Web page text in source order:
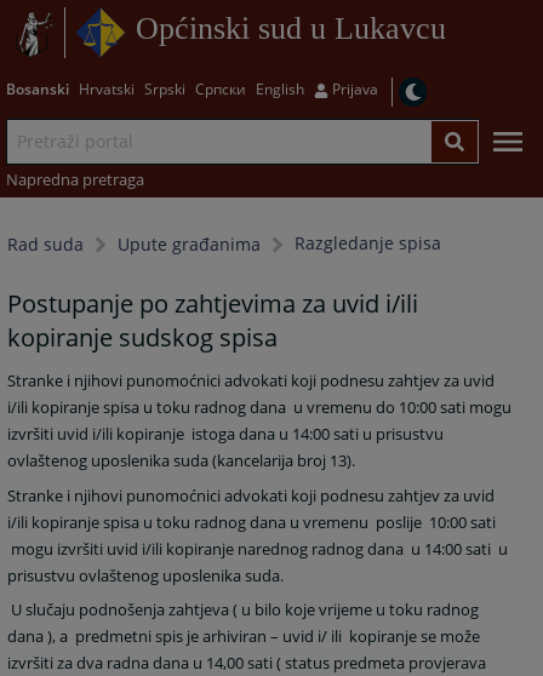
Općinski sud u Lukavcu
Bosanski Hrvatski Srpski Српски English Prijava
Napredna pretraga
Rad suda Upute građanima Razgledanje spisa
Postupanje po zahtjevima za uvid i/ili
kopiranje sudskog spisa
Stranke i njihovi punomoćnici advokati koji podnesu zahtjev za uvid
i/ili kopiranje spisa u toku radnog dana u vremenu do 10:00 sati mogu
izvršiti uvid i/ili kopiranje istoga dana u 14:00 sati u prisustvu
ovlaštenog uposlenika suda (kancelarija broj 13).
Stranke i njihovi punomoćnici advokati koji podnesu zahtjev za uvid
i/ili kopiranje spisa u toku radnog dana u vremenu poslije 10:00 sati
mogu izvršiti uvid i/ili kopiranje narednog radnog dana u 14:00 sati u
prisustvu ovlaštenog uposlenika suda.
U slučaju podnošenja zahtjeva ( u bilo koje vrijeme u toku radnog
dana ), a predmetni spis je arhiviran – uvid i/ ili kopiranje se može
izvršiti za dva radna dana u 14,00 sati ( status predmeta provjerava